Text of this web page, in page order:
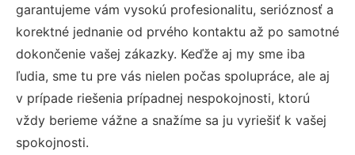
garantujeme vám vysokú profesionalitu, serióznosť a
korektné jednanie od prvého kontaktu až po samotné
dokončenie vašej zákazky. Keďže aj my sme iba
ľudia, sme tu pre vás nielen počas spolupráce, ale aj
v prípade riešenia prípadnej nespokojnosti, ktorú
vždy berieme vážne a snažíme sa ju vyriešiť k vašej
spokojnosti.